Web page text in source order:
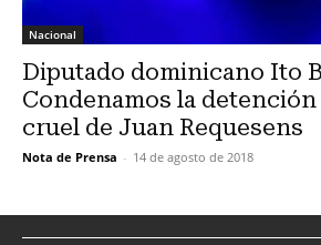
Nacional
Diputado dominicano Ito
Condenamos la
cruel de Juan Requesens
Nota de Prensa - 14 de agosto de 2018